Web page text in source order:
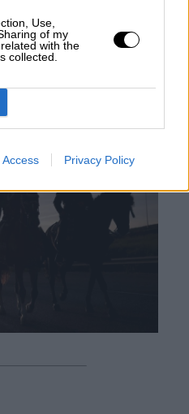
Use,
of my
with the
collected.
Access Privacy Policy
aquellos que no
2018